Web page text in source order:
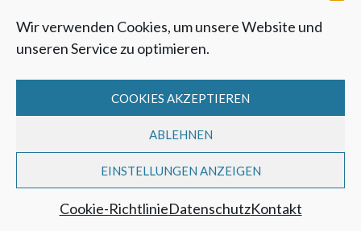
Wir verwenden Cookies, um unsere Website und
unseren Service zu optimieren.
COOKIES AKZEPTIEREN
ABLEHNEN
EINSTELLUNGEN ANZEIGEN
Cookie-RichtlinieDatenschutzKontakt